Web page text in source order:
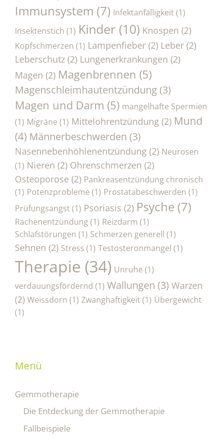
Immunsystem (7) Infektanfälligkeit(1)
Insektenstich (1) Kinder (10) Knospen (2)
Kopfschmerzen (1) Lampenfieber (2) Leber (2)
Leberschutz (2) Lungenerkrankungen (2)
Magen (2) Magenbrennen (5)
Magenschleimhautentzündung (3)
Magen und Darm (5) mangelhafte Spermien
(1) Migräne (1) Mittelohrentzündung (2) Mund
(4) Männerbeschwerden (3)
Nasennebenhöhlenentzündung (2) Neurosen
(1) Nieren (2) Ohrenschmerzen (2)
Osteoporose (2) Pankreasentzündung chronisch
(1) Potenzprobleme (1) Prostatabeschwerden (1)
Prüfungsangst(1) Psoriasis (2) Psyche (7)
Rachenentzündung(1) Reizdarm (1)
Schlafstörungen (1) Schmerzen generell (1)
Sehnen (2) Stress (1) Testosteronmangel (1)
Therapie (34) Unruhe (1)
verdauungsfördernd (1) Wallungen (3) Warzen
(2) Weissdorn (1) Zwanghaftigkeit(1) Übergewicht
(1)
Menü
Gemmotherapie
Die Entdeckung der Gemmotherapie
Fallbeispiele